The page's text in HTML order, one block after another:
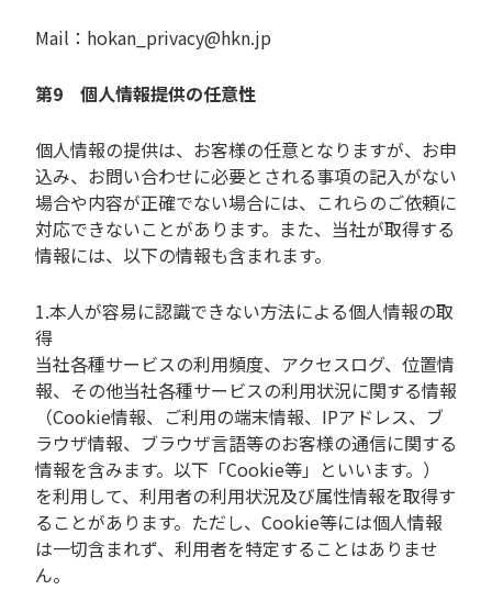
Mail：hokan_privacy@hkn.jp
第9 個人情報提供の任意性
個人情報の提供は、お客様の任意となりますが、お申
込み、お問い合わせに必要とされる事項の記入がない
場合や内容が正確でない場合には、これらのご依頼に
対応できないことがあります。また、当社が取得する
情報には、以下の情報も含まれます。
1.本人が容易に認識できない方法による個人情報の取
得
当社各種サービスの利用頻度、アクセスログ、位置情
報、その他当社各種サービスの利用状況に関する情報
（Cookie情報、ご利用の端末情報、IPアドレス、ブ
ラウザ情報、ブラウザ言語等のお客様の通信に関する
情報を含みます。以下「Cookie等」といいます。）
を利用して、利用者の利用状況及び属性情報を取得す
ることがあります。ただし、Cookie等には個人情報
は一切含まれず、利用者を特定することはありませ
ん。